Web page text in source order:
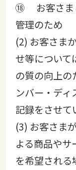
⑱ お客さま
管理のため
(2) お客さま
せ等について
の質の向上の
ンバー・デ
記録をさせて
(3) お客さま
よる商品や
を希望され